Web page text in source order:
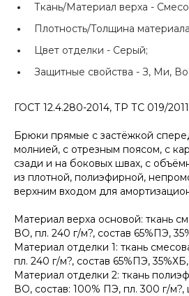
Ткань/Материал верха -
Плотность/Толщина
Цвет отделки - Серый;
Защитные свойства - З, Ми, Во;
ГОСТ 12.4.280-2014, ТР ТС 019/2011
Брюки прямые с застёжкой
молнией, с отрезным поясом, с
сзади и на боковых швах, с
из плотной, полиэфирной,
верхним входом для
Материал верха основой: ткань
ВО, пл. 240 г/м?, состав 65%ПЭ,
Материал отделки 1: ткань
пл. 240 г/м?, состав 65%ПЭ,
Материал отделки 2: ткань
ВО, состав: 100% ПЭ, пл. 300 г/м?,